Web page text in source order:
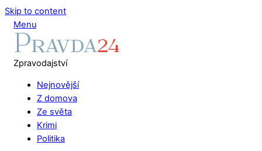
Skip to content
Menu
Zpravodajství
Nejnovější
Z domova
Ze světa
Krimi
Politika